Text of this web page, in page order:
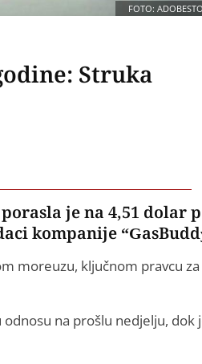
FOTO:
Struka
je na 4,51 dolar
kompanije
moreuzu, ključnom pravcu za
odnosu na prošlu nedjelju, dok